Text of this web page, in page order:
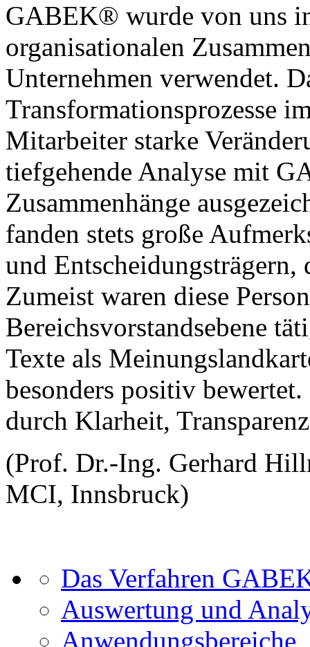
GABEK® wurde von uns
organisationalen
Unternehmen verwendet.
Transformationsprozesse
Mitarbeiter starke
tiefgehende Analyse mit
Zusammenhänge
fanden stets große
und
Zumeist waren diese
Bereichsvorstandsebene
Texte als
besonders positiv
durch Klarheit,
(Prof. Dr.-Ing. Gerhard
MCI, Innsbruck)
Das Verfahren
Auswertung und
Anwendungsbereiche